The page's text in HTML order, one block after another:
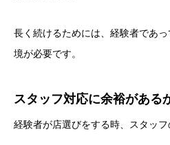
長く続けるためには、経験者であ
境が必要です。
スタッフ対応に余裕がある
経験者が店選びをする時、スタッフ